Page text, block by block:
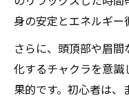
身の安定とエネルギー
さらに、頭頂部や眉
化するチャクラを意
果的です。初心者は、